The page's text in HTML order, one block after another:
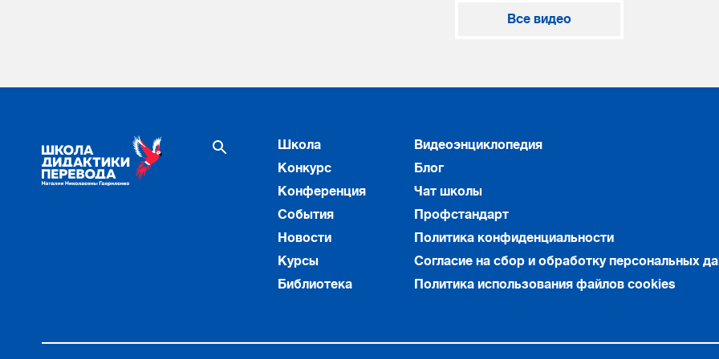
Все видео
Школа
Конкурс
Конференция
События
Новости
Курсы
Библиотека
Видеоэнциклопедия
Блог
Чат школы
Профстандарт
Политика конфиденциальности
Согласие на сбор и обработку персональных
Политика использования файлов cookies